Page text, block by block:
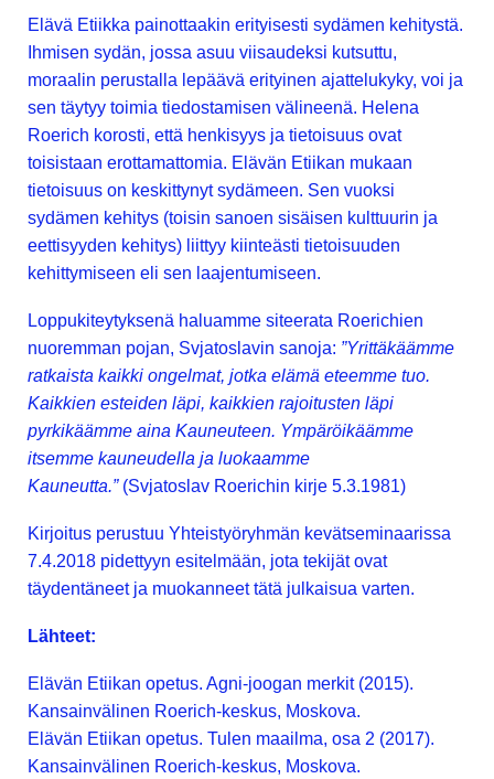
Elävä Etiikka painottaakin erityisesti sydämen kehitystä.
Ihmisen sydän, jossa asuu viisaudeksi kutsuttu,
moraalin perustalla lepäävä erityinen ajattelukyky, voi ja
sen täytyy toimia tiedostamisen välineenä. Helena
Roerich korosti, että henkisyys ja tietoisuus ovat
toisistaan erottamattomia. Elävän Etiikan mukaan
tietoisuus on keskittynyt sydämeen. Sen vuoksi
sydämen kehitys (toisin sanoen sisäisen kulttuurin ja
eettisyyden kehitys) liittyy kiinteästi tietoisuuden
kehittymiseen eli sen laajentumiseen.
Loppukiteytyksenä haluamme siteerata Roerichien
nuoremman pojan, Svjatoslavin sanoja: ”Yrittäkäämme
ratkaista kaikki ongelmat, jotka elämä eteemme tuo.
Kaikkien esteiden läpi, kaikkien rajoitusten läpi
pyrkikäämme aina Kauneuteen. Ympäröikäämme
itsemme kauneudella ja luokaamme
Kauneutta.” (Svjatoslav Roerichin kirje 5.3.1981)
Kirjoitus perustuu Yhteistyöryhmän kevätseminaarissa
7.4.2018 pidettyyn esitelmään, jota tekijät ovat
täydentäneet ja muokanneet tätä julkaisua varten.
Lähteet:
Elävän Etiikan opetus. Agni-joogan merkit (2015).
Kansainvälinen Roerich-keskus, Moskova.
Elävän Etiikan opetus. Tulen maailma, osa 2 (2017).
Kansainvälinen Roerich-keskus, Moskova.